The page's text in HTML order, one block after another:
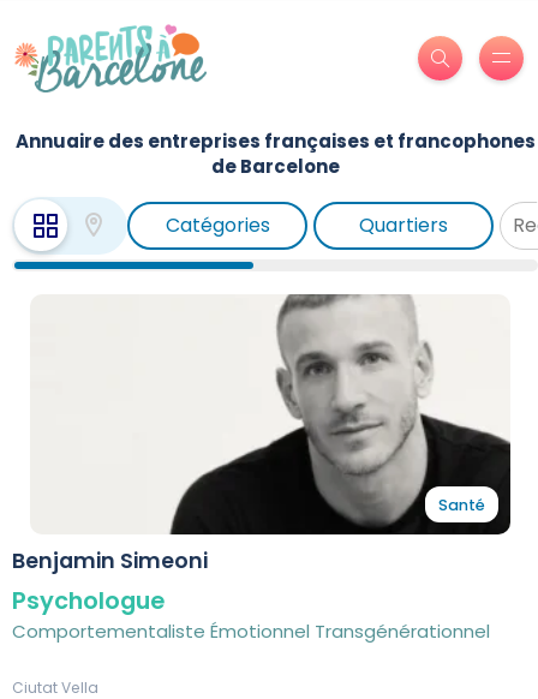
Annuaire des entreprises françaises et francophones
de Barcelone
Catégories Quartiers
Santé
Benjamin Simeoni
Psychologue
Comportementaliste Émotionnel Transgénérationnel
Ciutat Vella